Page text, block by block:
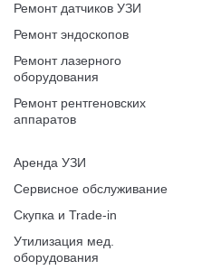
Ремонт датчиков УЗИ
Ремонт эндоскопов
Ремонт лазерного
оборудования
Ремонт рентгеновских
аппаратов
Аренда УЗИ
Сервисное обслуживание
Скупка и Trade-in
Утилизация мед.
оборудования